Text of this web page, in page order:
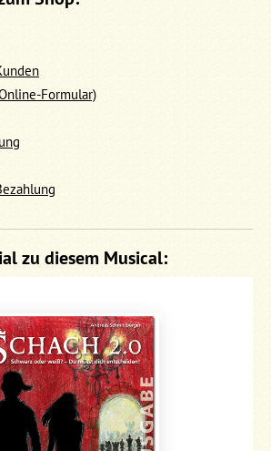
Formular)
zu diesem Musical: